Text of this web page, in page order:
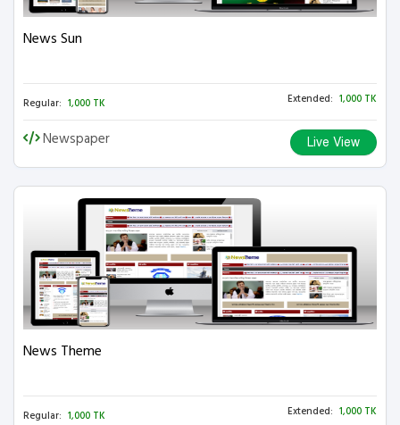
News Sun
Regular: 1,000 TK Extended: 1,000 TK
Newspaper Live View
News Theme
Regular: 1,000 TK Extended: 1,000 TK